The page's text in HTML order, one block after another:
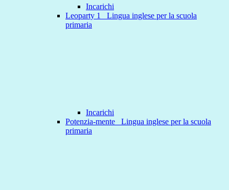
Incarichi
Leoparty 1 _Lingua inglese per la scuola
primaria
Incarichi
Potenzia-mente _Lingua inglese per la scuola
primaria